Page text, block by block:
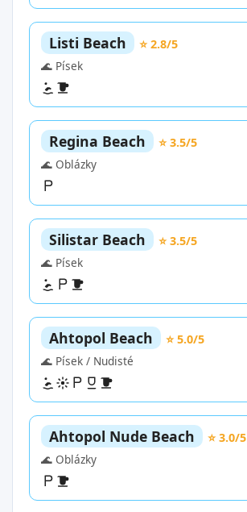
Listi Beach
⭐ 2.8/5
🌊 Písek
Regina Beach
⭐ 3.5/5
🌊 Oblázky
Silistar Beach
⭐ 3.5/5
🌊 Písek
Ahtopol Beach
⭐ 5.0/5
🌊 Písek / Nudisté
Ahtopol Nude Beach
⭐ 3.0/5
🌊 Oblázky